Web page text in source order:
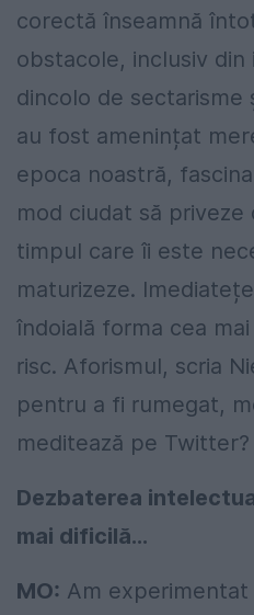
corectă înseamnă
obstacole, inclusiv din
dincolo de sectarisme
au fost amenințat
epoca noastră,
mod ciudat să
timpul care îi este
maturizeze.
îndoială forma cea
risc. Aforismul, scria
pentru a fi rumegat,
meditează pe Twitter?
Dezbaterea
mai dificilă...
MO: Am